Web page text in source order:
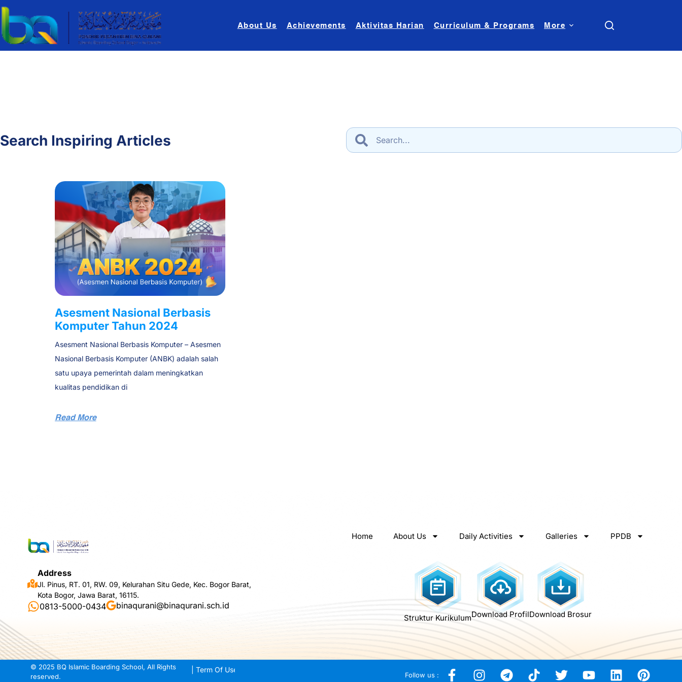
About Us Achievements Aktivitas Harian Curriculum & Programs More
Search Inspiring Articles
Asesment Nasional Berbasis
Komputer Tahun 2024
Asesment Nasional Berbasis Komputer – Asesmen
Nasional Berbasis Komputer (ANBK) adalah salah
satu upaya pemerintah dalam meningkatkan
kualitas pendidikan di
Read More
Address
Jl. Pinus, RT. 01, RW. 09, Kelurahan Situ Gede, Kec. Bogor Barat,
Kota Bogor, Jawa Barat, 16115.
0813-5000-0434 binaqurani@binaqurani.sch.id
Home About Us Daily Activities Galleries PPDB
Struktur KurikulumDownload ProfilDownload Brosur
© 2025 BQ Islamic Boarding School, All Rights
reserved.
| Term Of Use
Follow us :